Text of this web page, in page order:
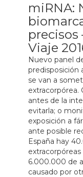
miRNA:
precisos
Viaje
Nuevo panel
predisposición
se van a
extracorpórea.
antes de la
evitarla; o
exposición a
ante posible
España hay
6.000.000 de
causado por